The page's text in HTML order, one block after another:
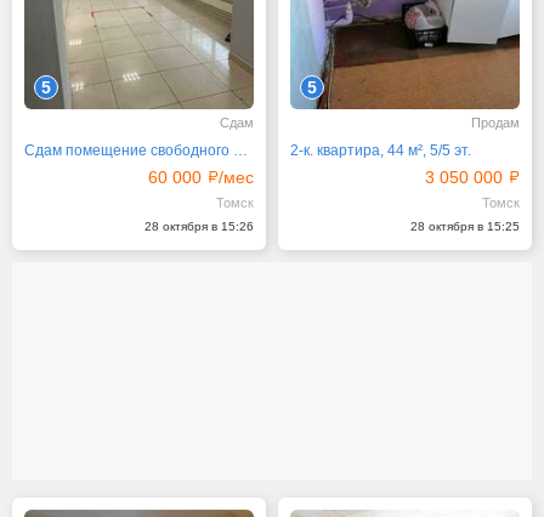
5
Сдам
Сдам помещение свободного назначения, 200 м²
60 000 /мес
Томск
28 октября в 15:26
5
Продам
2-к. квартира, 44 м², 5/5 эт.
3 050 000
Томск
28 октября в 15:25